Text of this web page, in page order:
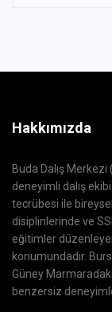
Hakkımızda
Buda Dalış
deneyimli dalış
tecrübesi ile
disiplinlerinde ve
eğitimler
konumundadır.
Güney
benzersiz